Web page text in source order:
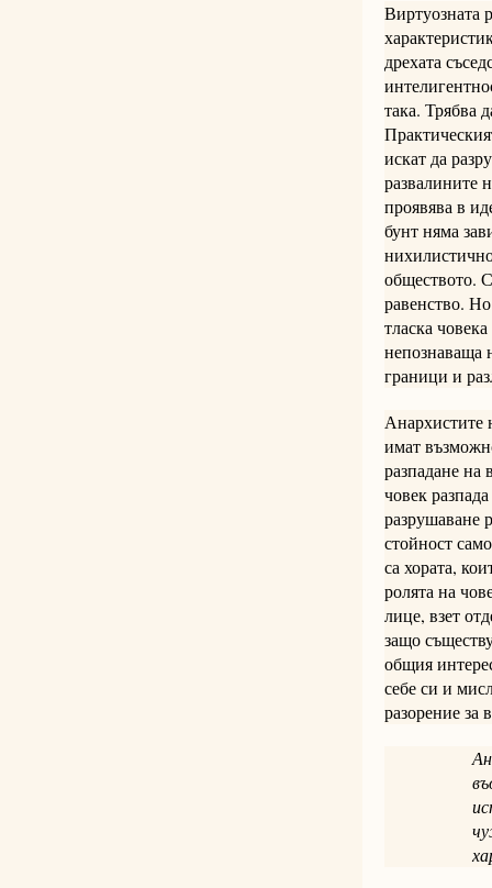
Виртуозната
дрехата
така. Трябва
искат да
развалините
проявява в
бунт няма
обществото.
равенство.
тласка
непознаваща
граници и
Анархистите
имат
разпадане на
човек
разрушаване
стойност
са хората,
ролята на
лице, взет
защо
общия
себе си и
разорение за